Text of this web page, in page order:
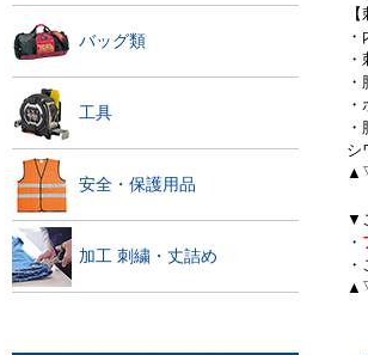
バッグ類
工具
安全・保護用品
加工 刺繍・丈詰め
シ
▼
・